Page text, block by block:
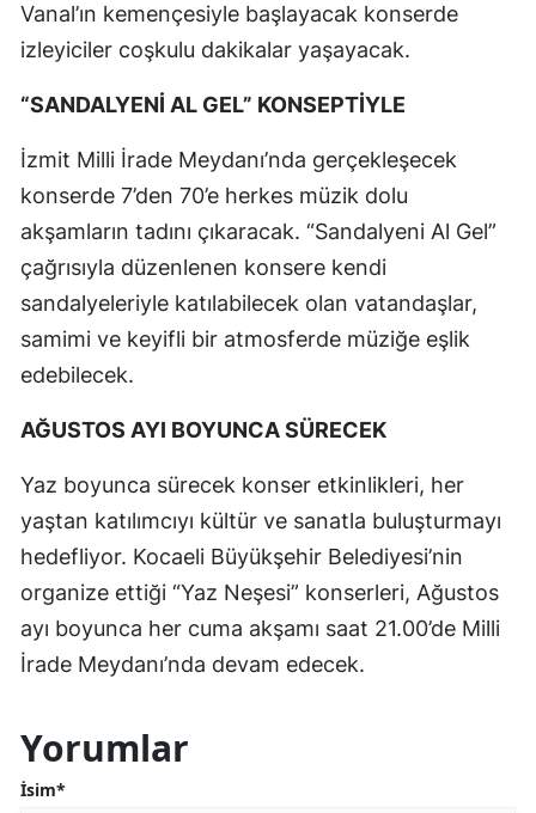
Vanal’ın kemençesiyle başlayacak konserde
izleyiciler coşkulu dakikalar yaşayacak.
“SANDALYENİ AL GEL” KONSEPTİYLE
İzmit Milli İrade Meydanı’nda gerçekleşecek
konserde 7’den 70’e herkes müzik dolu
akşamların tadını çıkaracak. “Sandalyeni Al Gel”
çağrısıyla düzenlenen konsere kendi
sandalyeleriyle katılabilecek olan vatandaşlar,
samimi ve keyifli bir atmosferde müziğe eşlik
edebilecek.
AĞUSTOS AYI BOYUNCA SÜRECEK
Yaz boyunca sürecek konser etkinlikleri, her
yaştan katılımcıyı kültür ve sanatla buluşturmayı
hedefliyor. Kocaeli Büyükşehir Belediyesi’nin
organize ettiği “Yaz Neşesi” konserleri, Ağustos
ayı boyunca her cuma akşamı saat 21.00’de Milli
İrade Meydanı’nda devam edecek.
Yorumlar
İsim*